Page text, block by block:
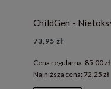
73,95 zł
Cena regularna: 85,00 zł
Najniższa cena: 72,25 zł